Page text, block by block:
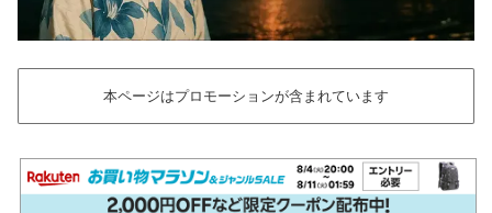
本ページはプロモーションが含まれています